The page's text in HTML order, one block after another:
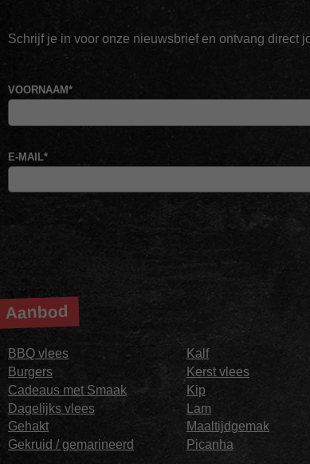
Schrijf je in voor onze nieuwsbrief en ontvang direct
VOORNAAM*
E-MAIL*
Aanbod
BBQ vlees
Burgers
Cadeaus met Smaak
Dagelijks vlees
Gehakt
Gekruid / gemarineerd
Kalf
Kerst vlees
Kip
Lam
Maaltijdgemak
Picanha